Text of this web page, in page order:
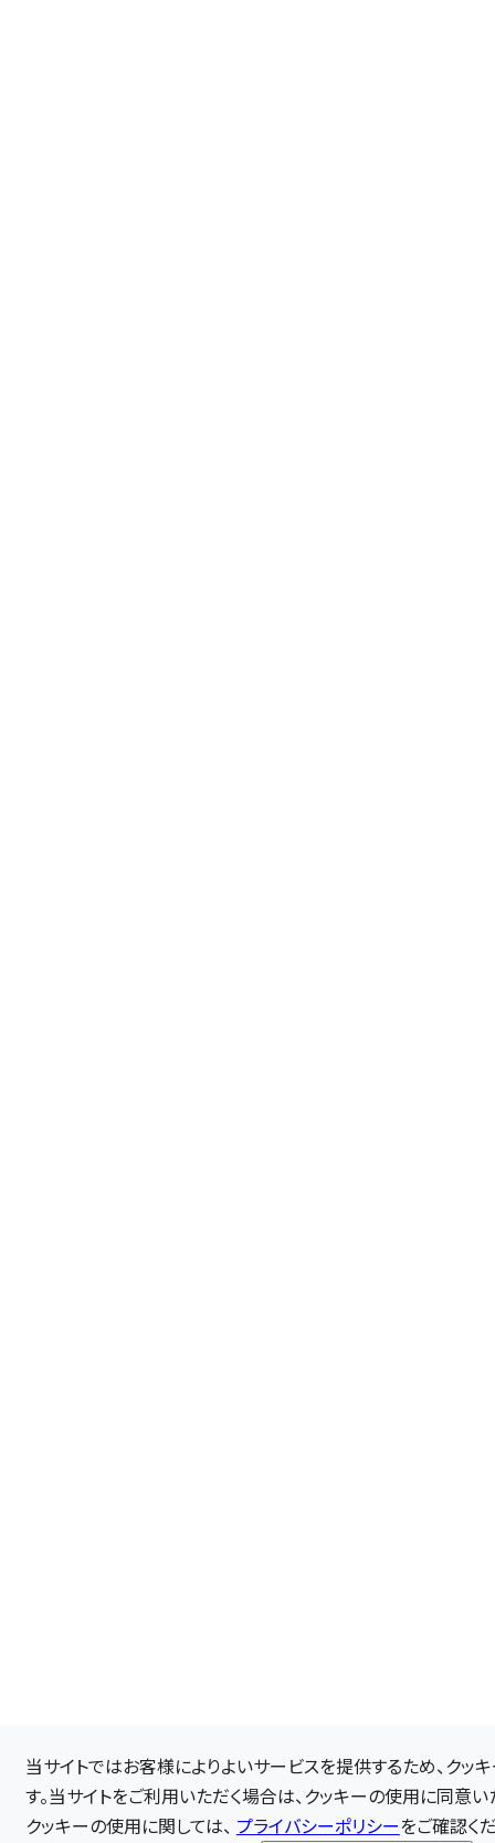
当サイトではお客様によりよいサービスを提供するため、クッ
す。当サイトをご利用いただく場合は、クッキーの使用に同意
クッキーの使用に関しては、 プライバシーポリシーをご確認く